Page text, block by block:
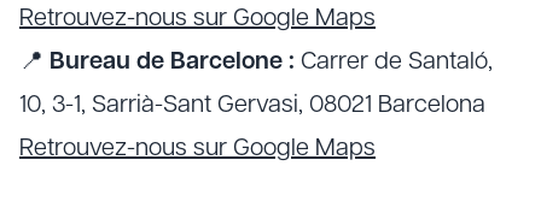
Retrouvez-nous sur Google Maps
📍 Bureau de Barcelone : Carrer de Santaló,
10, 3-1, Sarrià-Sant Gervasi, 08021 Barcelona
Retrouvez-nous sur Google Maps